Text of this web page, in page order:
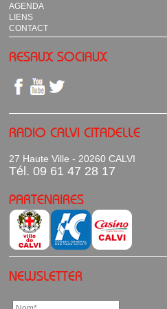
AGENDA
LIENS
CONTACT
RESAUX SOCIAUX
RADIO CALVI CITADELLE
27 Haute Ville - 20260 CALVI
Tél. 09 61 47 28 17
PARTENAIRES
NEWSLETTER